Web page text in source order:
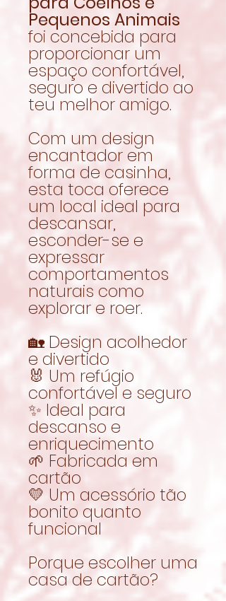
Pequenos Animais
foi concebida para
proporcionar um
espaço confortável,
seguro e divertido ao
teu melhor amigo.
Com um design
encantador em
forma de casinha,
esta toca oferece
um local ideal para
descansar,
esconder-se e
expressar
comportamentos
naturais como
explorar e roer.
🏡 Design acolhedor
e divertido
🐰 Um refúgio
confortável e seguro
✨ Ideal para
descanso e
enriquecimento
🌱 Fabricada em
cartão
💛 Um acessório tão
bonito quanto
funcional
Porque escolher uma
casa de cartão?